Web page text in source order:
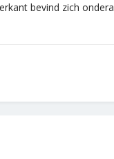
bevind zich